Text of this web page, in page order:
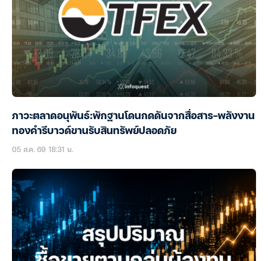
ภาวะตลาดอนุพันธ์:พักฐานโดนกดดันจากสื่อสาร-พลังงาน
ทองคำรีบาวด์ขานรับสินทรัพย์ปลอดภัย
05 ส.ค. 69 18:31 น.